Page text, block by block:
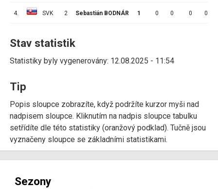
4. SVK 2 Sebastián BODNÁR 1 0 0 0 0
Stav statistik
Statistiky byly vygenerovány: 12.08.2025 - 11:54
Tip
Popis sloupce zobrazíte, když podržíte kurzor myši nad
nadpisem sloupce. Kliknutím na nadpis sloupce tabulku
setřídíte dle této statistiky (oranžový podklad). Tučně jsou
vyznačeny sloupce se základními statistikami.
Sezony